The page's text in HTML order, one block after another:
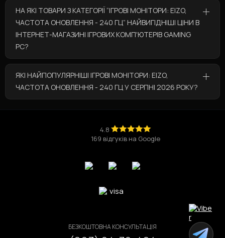
НА ЯКІ ТОВАРИ З КАТЕГОРІЇ “ІГРОВІ МОНІТОРИ: EIZO,
ЧАСТОТА ОНОВЛЕННЯ - 240 ГЦ” НАЙВИГІДНІШІ ЦІНИ В
ІНТЕРНЕТ-МАГАЗИНІ ІГРОВИХ КОМП'ЮТЕРІВ GAMING
PC?
У категорії “Ігрові монітори: Eizo, Частота
оновлення - 240 Гц” за вигідними цінами
представлені такі товари:
Ігровий комп'ютер Core Ultra 9 285K / RTX 5070
Ігровий комп'ютер Core i5 12400 / RTX 5070 /
💰за ціною 96 616 грн
💰за ціною 84 684 грн
ЯКІ НАЙПОПУЛЯРНІШІ ІГРОВІ МОНІТОРИ: EIZO,
ЧАСТОТА ОНОВЛЕННЯ - 240 ГЦ У СЕРПНІ 2026 РОКУ?
серпні 2026 року це:
Ігровий комп'ютер Ryzen 7 7700X / RTX 5060
Ігровий комп'ютер Ryzen 7 7700X / RTX 5070 Ti
4.8
169 відгуків на Google
БЕЗКОШТОВНА КОНСУЛЬТАЦІЯ